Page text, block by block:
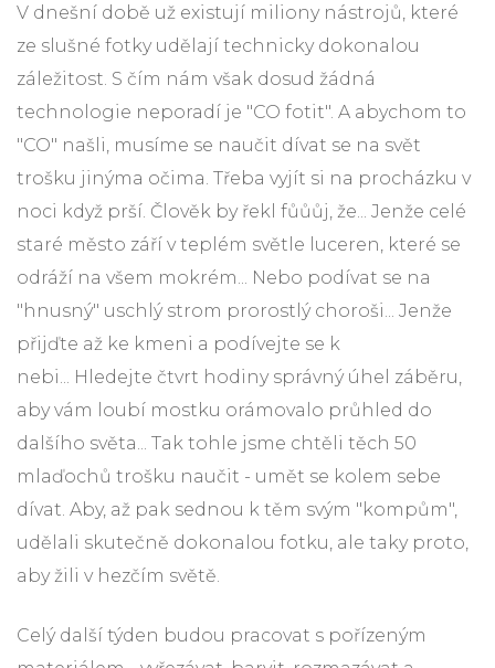
V dnešní době už existují miliony nástrojů, které
ze slušné fotky udělají technicky dokonalou
záležitost. S čím nám však dosud žádná
technologie neporadí je "CO fotit". A abychom to
"CO" našli, musíme se naučit dívat se na svět
trošku jinýma očima. Třeba vyjít si na procházku v
noci když prší. Člověk by řekl fůůůj, že... Jenže celé
staré město září v teplém světle luceren, které se
odráží na všem mokrém... Nebo podívat se na
"hnusný" uschlý strom prorostlý choroši... Jenže
přijďte až ke kmeni a podívejte se k
nebi... Hledejte čtvrt hodiny správný úhel záběru,
aby vám loubí mostku orámovalo průhled do
dalšího světa... Tak tohle jsme chtěli těch 50
mlaďochů trošku naučit - umět se kolem sebe
dívat. Aby, až pak sednou k těm svým "kompům",
udělali skutečně dokonalou fotku, ale taky proto,
aby žili v hezčím světě.
Celý další týden budou pracovat s pořízeným